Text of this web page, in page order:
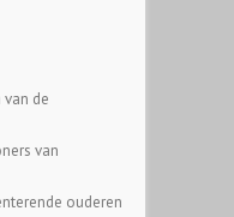
de
van
ouderen